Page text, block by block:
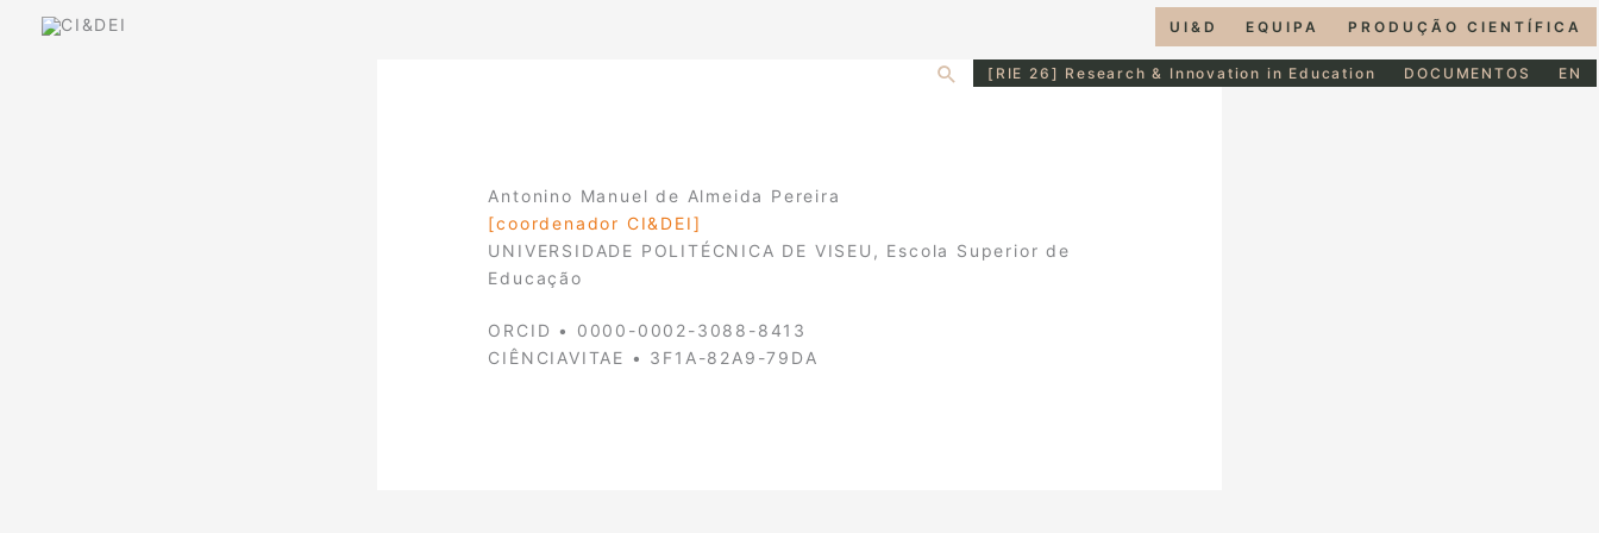
Skip
UI&D EQUIPA PRODUÇÃO CIENTÍFICA
Search[RIE 26] Research & Innovation in Education DOCUMENTOS EN
Antonino Manuel de Almeida Pereira
[coordenador CI&DEI]
UNIVERSIDADE POLITÉCNICA DE VISEU, Escola Superior de
Educação
ORCID • 0000-0002-3088-8413
CIÊNCIAVITAE • 3F1A-82A9-79DA